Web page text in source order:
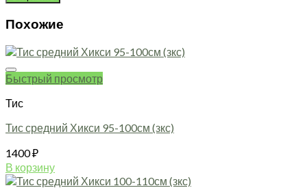
Похожие
Быстрый просмотр
Тис
Тис средний Хикси 95-100см (зкс)
1400₽
В корзину